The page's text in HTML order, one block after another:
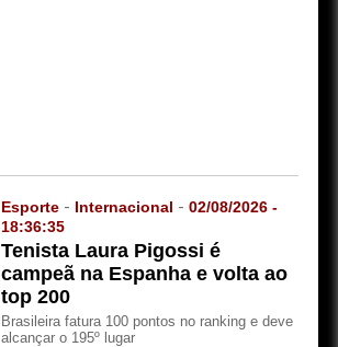
Esporte - Internacional -02/08/2026 -
18:36:35
Tenista Laura Pigossi é
campeã na Espanha e volta ao
top 200
Brasileira fatura 100 pontos no ranking e deve
alcançar o 195º lugar